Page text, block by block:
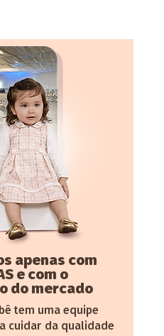
apenas com
e com o
do mercado
tem uma equipe
cuidar da qualidade